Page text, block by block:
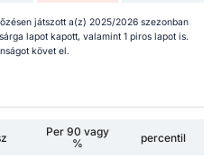
játszott a(z) 2025/2026 szezonban
lapot kapott, valamint 1 piros lapot is.
követ el.
Per 90 vagy
%
percentil